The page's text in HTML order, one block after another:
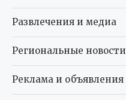
Развлечения и медиа
Региональные новости
Реклама и объявления